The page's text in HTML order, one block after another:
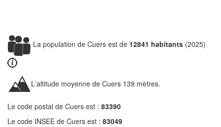
La population de Cuers est de 12841 habitants (2025)
L'altitude moyenne de Cuers 139 mètres.
Le code postal de Cuers est : 83390
Le code INSEE de Cuers est : 83049